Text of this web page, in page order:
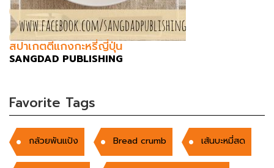
สปาเกตตีแกงกะหรี่ญี่ปุ่น
SANGDAD PUBLISHING
Favorite Tags
กล้วยพันแป้ง Bread crumb เส้นบะหมี่สด